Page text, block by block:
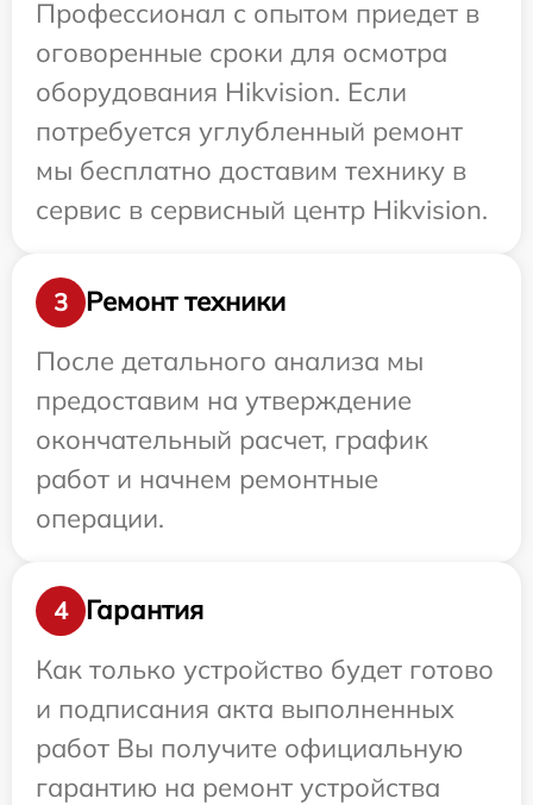
Профессионал с опытом приедет в
оговоренные сроки для осмотра
оборудования Hikvision. Если
потребуется углубленный ремонт
мы бесплатно доставим технику в
сервис в сервисный центр Hikvision.
3
Ремонт техники
После детального анализа мы
предоставим на утверждение
окончательный расчет, график
работ и начнем ремонтные
операции.
4
Гарантия
Как только устройство будет готово
и подписания акта выполненных
работ Вы получите официальную
гарантию на ремонт устройства